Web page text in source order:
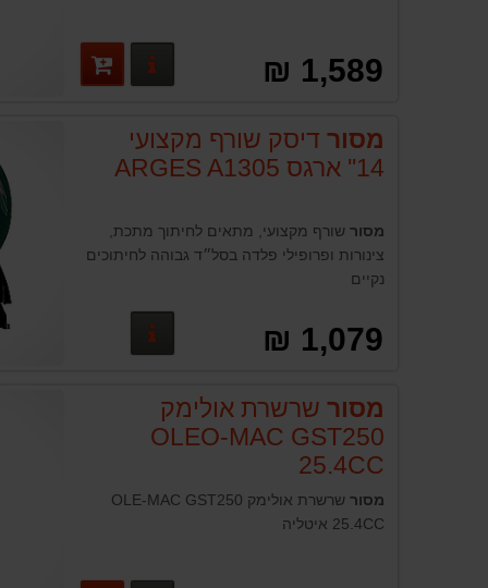
1,589 ₪ פרטים נוספים
מסורדיסק שורף מקצועי
14'' ארגס ARGES A1305
מסורשורף מקצועי, מתאים לחיתוך מתכת,
צינורות ופרופילי פלדה בסל״ד גבוהה לחיתוכים
נקיים
1,079 ₪ פרטים נוספים
מסורשרשרת אולימק
OLEO-MAC GST250
25.4CC
מסור
שרשרת אולימק OLE-MAC GST250
25.4CC איטליה